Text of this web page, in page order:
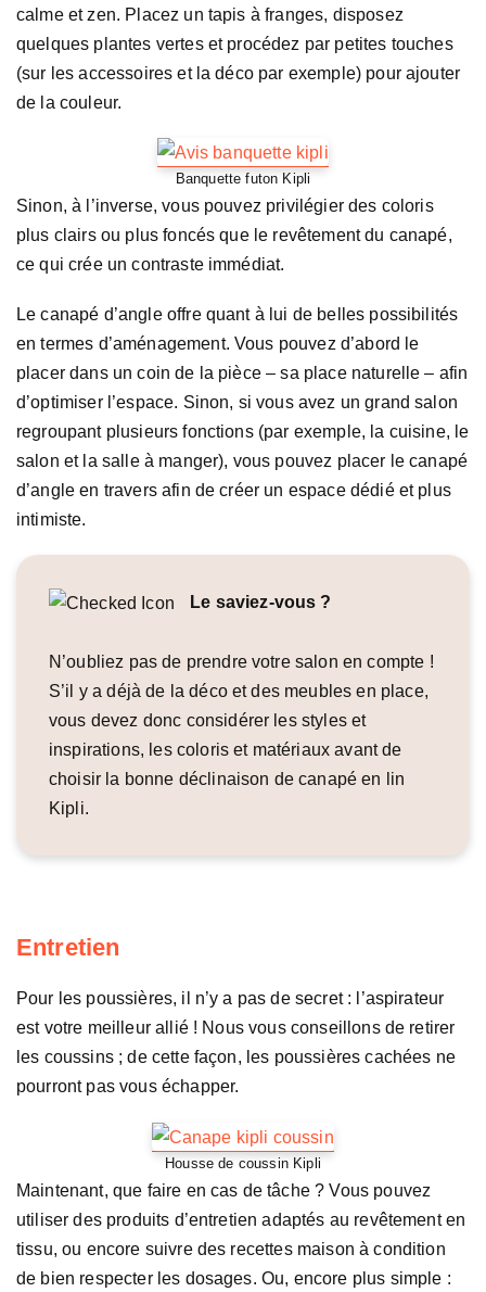
calme et zen. Placez un tapis à franges, disposez
quelques plantes vertes et procédez par petites touches
(sur les accessoires et la déco par exemple) pour ajouter
de la couleur.
Banquette futon Kipli
Sinon, à l’inverse, vous pouvez privilégier des coloris
plus clairs ou plus foncés que le revêtement du canapé,
ce qui crée un contraste immédiat.
Le canapé d’angle offre quant à lui de belles possibilités
en termes d’aménagement. Vous pouvez d’abord le
placer dans un coin de la pièce – sa place naturelle – afin
d’optimiser l’espace. Sinon, si vous avez un grand salon
regroupant plusieurs fonctions (par exemple, la cuisine, le
salon et la salle à manger), vous pouvez placer le canapé
d’angle en travers afin de créer un espace dédié et plus
intimiste.
Le saviez-vous ?
N’oubliez pas de prendre votre salon en compte !
S’il y a déjà de la déco et des meubles en place,
vous devez donc considérer les styles et
inspirations, les coloris et matériaux avant de
choisir la bonne déclinaison de canapé en lin
Kipli.
Entretien
Pour les poussières, il n’y a pas de secret : l’aspirateur
est votre meilleur allié ! Nous vous conseillons de retirer
les coussins ; de cette façon, les poussières cachées ne
pourront pas vous échapper.
Housse de coussin Kipli
Maintenant, que faire en cas de tâche ? Vous pouvez
utiliser des produits d’entretien adaptés au revêtement en
tissu, ou encore suivre des recettes maison à condition
de bien respecter les dosages. Ou, encore plus simple :